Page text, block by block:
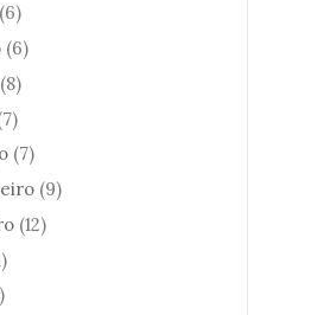
(6)
(6)
(8)
(7)
(9)
(12)